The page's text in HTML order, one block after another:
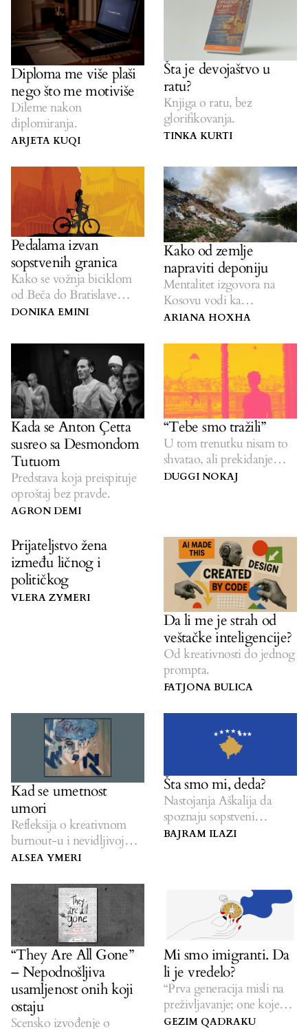
Diploma me više plaši
nego što me motiviše
Dileme nakon
diplomiranja.
ARJETA KUQI
Šta je devojaštvo u
ratu?
Knjiga o ratu, bez
glorifikovanja.
TINKA KURTI
Pedalama izvan
sopstvenih granica
Kako se vožnja biciklom
od Beča do Bratislave
pretvorila u ponovno
majčinstva.
DONIKA EMINI
Kako od zemlje
napraviti deponiju
Mentalitet izgovora na
Kosovu vodi ka
masovnom bacanju smeća
ARIANA HOXHA
Kada se Anton Çetta
susreo sa Desmondom
Tutuom
Predstava koja preispituje
oproštaj bez pravde.
AGRON DEMI
“Tebe smo tražili”
U tom trenutku nisam to
shvatao, ali prekidanje
tišine označilo je početak
DUGGI NOKAJ
Prijateljstvo žena
između ličnog i
političkog
VLERA ZYMERI
Da li me je strah od
veštačke inteligencije?
Od kreativnosti do jednog
prompta.
FATJONA BULICA
Kad se umetnost
umori
Refleksija o kreativnom
burnout-u i nevidljivoj
ceni festivala na Kosovu.
ALSEA YMERI
Šta smo mi, deda?
Nastojanja Aškalija da
spoznaju sopstveni
identitet.
BAJRAM ILAZI
“They Are All Gone”
– Nepodnošljiva
usamljenost onih koji
ostaju
Scensko izvođenje o
Mi smo imigranti. Da
li je vredelo?
“Prva generacija misli na
preživljavanje; one koje
dolaze posle pričaju priče.”
GEZIM QADRAKU